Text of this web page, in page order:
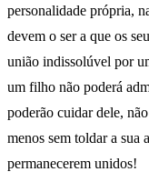
personalidade própria,
devem o ser a que os
união indissolúvel por
um filho não poderá
poderão cuidar dele,
menos sem toldar a sua
permanecerem unidos!